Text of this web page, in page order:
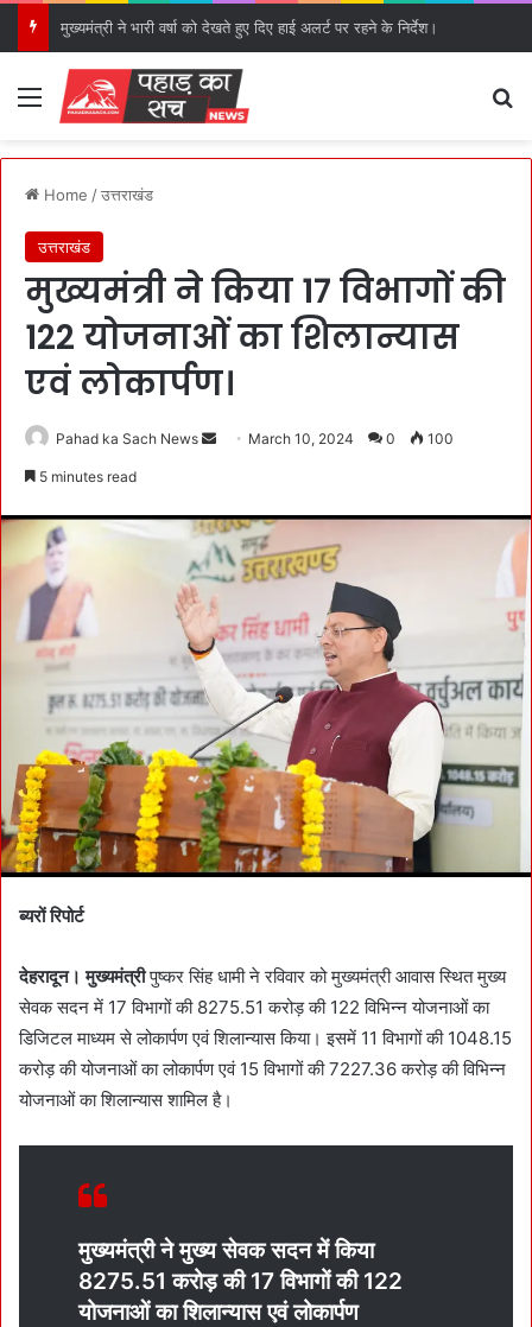
मुख्यमंत्री ने भारी वर्षा को देखते हुए दिए हाई अलर्ट पर रहने के निर्देश।
Menu
Home /उत्तराखंड
उत्तराखंड
मुख्यमंत्री ने किया 17 विभागों की
122 योजनाओं का शिलान्यास
एवं लोकार्पण।
Pahad ka Sach News
d
a
n
m
a
l
March 10, 2024 0 100
5 minutes read
ब्यरों रिपोर्ट
देहरादून। मुख्यमंत्रीपुष्कर सिंह धामी ने रविवार को मुख्यमंत्री आवास स्थित मुख्य
सेवक सदन में 17 विभागों की 8275.51 करोड़ की 122 विभिन्न योजनाओं का
डिजिटल माध्यम से लोकार्पण एवं शिलान्यास किया। इसमें 11 विभागों की 1048.15
करोड़ की योजनाओं का लोकार्पण एवं 15 विभागों की 7227.36 करोड़ की विभिन्न
योजनाओं का शिलान्यास शामिल है।
मुख्यमंत्री ने मुख्य सेवक सदन में किया
8275.51 करोड़ की 17 विभागों की 122
योजनाओं का शिलान्यास एवं लोकार्पण